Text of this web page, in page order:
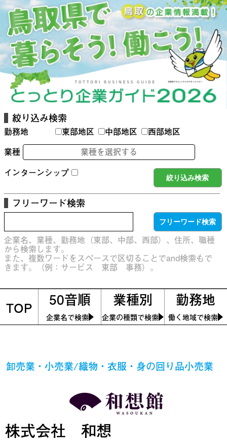
絞り込み検索
勤務地 東部地区 中部地区
西部地区
業種
業種を選択する
インターンシップ
フリーワード検索
企業名、業種、勤務地（東部、中部、西部）、住所、職種
から検索します。
また、複数ワードをスペースで区切ることでand検索もで
きます。（例：サービス 東部 事務）。
TOP 50音順
企業名で検索
業種別
企業の種類で検索
勤務地
働く地域で検索
卸売業・小売業/織物・衣服・身の回り品小売業
株式会社 和想